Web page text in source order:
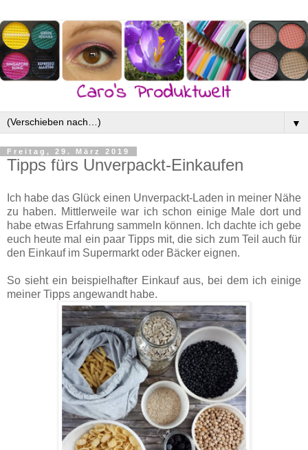
▼
Freitag, 29. März 2019
Tipps fürs Unverpackt-Einkaufen
Ich habe das Glück einen Unverpackt-Laden in meiner Nähe
zu haben. Mittlerweile war ich schon einige Male dort und
habe etwas Erfahrung sammeln können. Ich dachte ich gebe
euch heute mal ein paar Tipps mit, die sich zum Teil auch für
den Einkauf im Supermarkt oder Bäcker eignen.
So sieht ein beispielhafter Einkauf aus, bei dem ich einige
meiner Tipps angewandt habe.